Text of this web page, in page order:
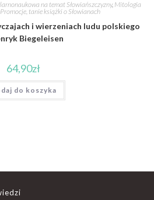
na temat Słowiańszczyzny, Mitologia
Promocje, tanie książki o Słowianach
i wierzeniach ludu polskiego
Biegeleisen
64,90zł
do koszyka